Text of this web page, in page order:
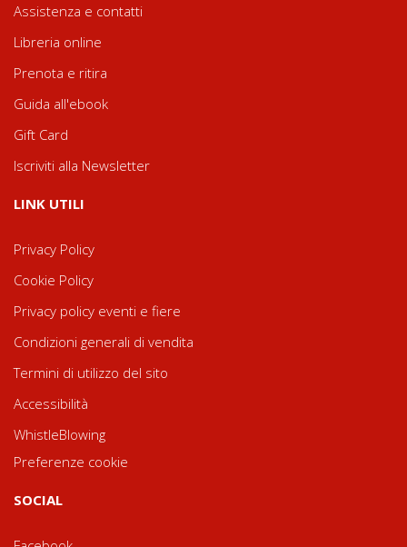
Assistenza e contatti
Libreria online
Prenota e ritira
Guida all'ebook
Gift Card
Iscriviti alla Newsletter
LINK UTILI
Privacy Policy
Cookie Policy
Privacy policy eventi e fiere
Condizioni generali di vendita
Termini di utilizzo del sito
Accessibilità
WhistleBlowing
Preferenze cookie
SOCIAL